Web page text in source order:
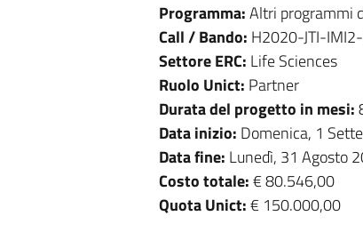
Programma:Altri programmi
Call / Bando: H2020-JTI-
Settore ERC: Life Sciences
Ruolo Unict: Partner
Durata del progetto in mesi:
Data inizio: Domenica, 1
Data fine: Lunedì, 31 Agosto
Costo totale:€ 80.546,00
Quota Unict:€ 150.000,00